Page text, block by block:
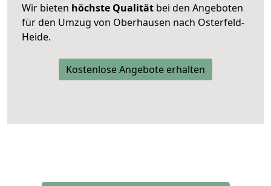
Wir bieten höchste Qualität bei den Angeboten
für den Umzug von Oberhausen nach Osterfeld-
Heide.
Kostenlose Angebote erhalten